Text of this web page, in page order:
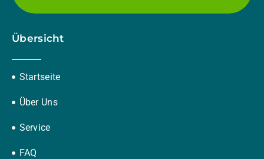
Übersicht
Startseite
Über Uns
Service
FAQ